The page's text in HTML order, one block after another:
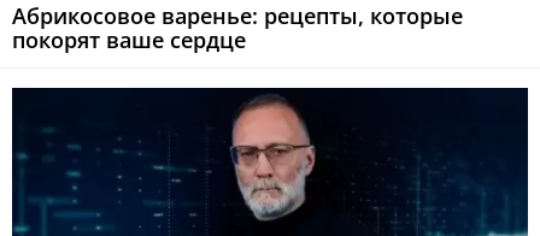
Абрикосовое варенье: рецепты, которые
покорят ваше сердце